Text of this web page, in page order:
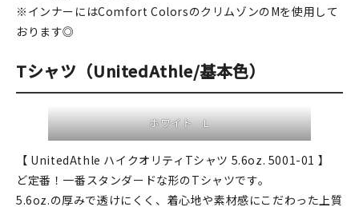
在庫限り
おすすめ特集
読みもの
イベント・ワークショップ
※インナーにはComfort ColorsのクリムゾンのMを使用して
おります◎
Tシャツ（UnitedAthle/基本色）
ホワイト L
【 UnitedAthle ハイクオリティTシャツ 5.6oz. 5001-01 】
ど定番！一番スタンダードな形のTシャツです。
5.6oz.の厚みで透けにくく、着心地や素材感にこだわった上質